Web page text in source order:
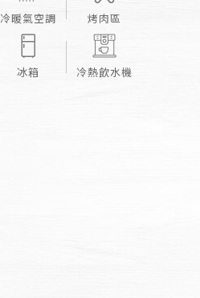
冷暖氣空調 烤肉區
冰箱 冷熱飲水機